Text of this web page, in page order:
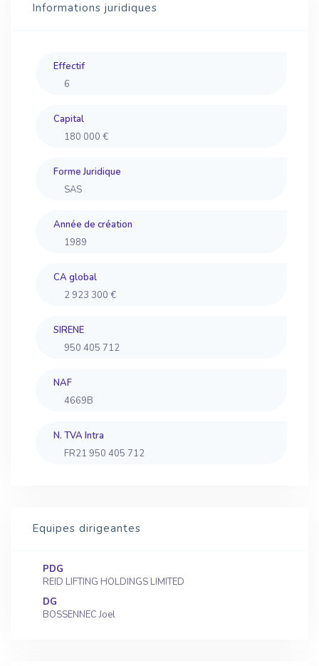
Informations juridiques
Effectif
6
Capital
180 000 €
Forme Juridique
SAS
Année de création
1989
CA global
2 923 300 €
SIRENE
950 405 712
NAF
4669B
N. TVA Intra
FR21 950 405 712
Equipes dirigeantes
PDG
REID LIFTING HOLDINGS LIMITED
DG
BOSSENNEC Joel